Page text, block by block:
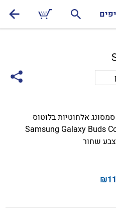
סמסונג אלחוטיות בלוטוס
Samsung Galaxy Buds
₪